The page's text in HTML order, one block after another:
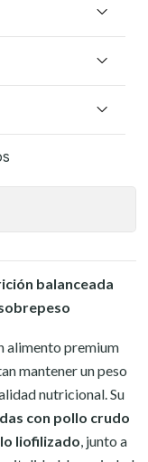
balanceada
alimento premium
mantener un peso
nutricional. Su
con pollo crudo
liofilizado, junto a